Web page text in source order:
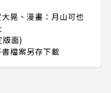
晃、漫畫：月山可也
版面)
檔案另存下載